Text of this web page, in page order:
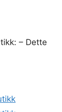
– Dette